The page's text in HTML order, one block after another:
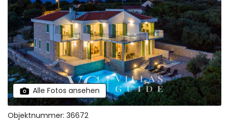
Alle Fotos ansehen
Objektnummer: 36672